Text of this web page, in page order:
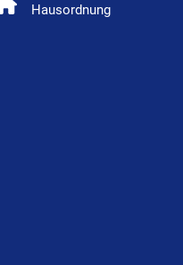
auszublenden
auszublenden
auszublenden
Hausordnung